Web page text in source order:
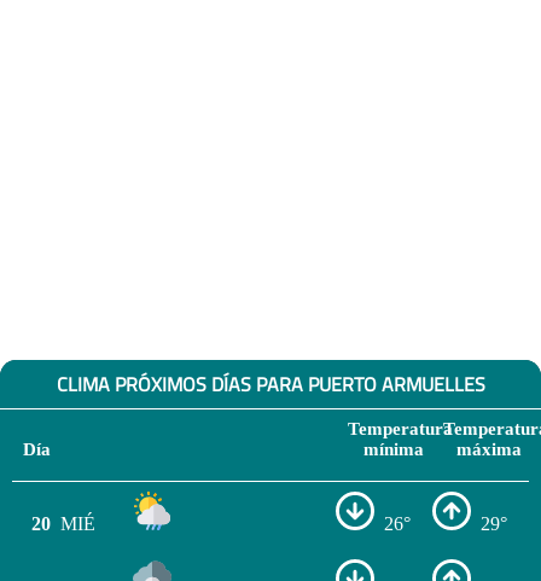
CLIMA PRÓXIMOS DÍAS PARA PUERTO ARMUELLES
Día
Temperatura
mínima
máxima
20 MIÉ 26° 29°